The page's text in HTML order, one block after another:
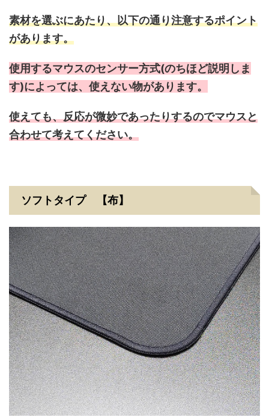
素材を選ぶにあたり、以下の通り注意するポイント
があります。
使用するマウスのセンサー方式(のちほど説明しま
す)によっては、使えない物があります。
使えても、反応が微妙であったりするのでマウスと
合わせて考えてください。
ソフトタイプ 【布】